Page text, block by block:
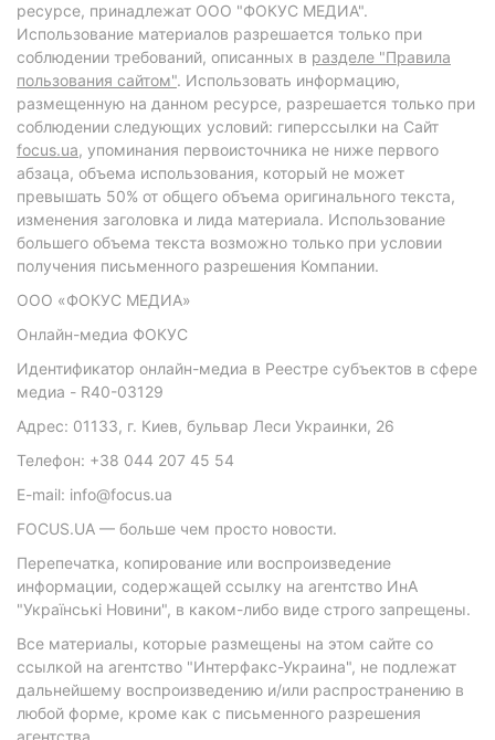
ресурсе, принадлежат ООО "ФОКУС МЕДИА".
Использование материалов разрешается только при
соблюдении требований, описанных в разделе "Правила
пользования сайтом". Использовать информацию,
размещенную на данном ресурсе, разрешается только при
соблюдении следующих условий: гиперссылки на Сайт
focus.ua, упоминания первоисточника не ниже первого
абзаца, объема использования, который не может
превышать 50% от общего объема оригинального текста,
изменения заголовка и лида материала. Использование
большего объема текста возможно только при условии
получения письменного разрешения Компании.
ООО «ФОКУС МЕДИА»
Онлайн-медиа ФОКУС
Идентификатор онлайн-медиа в Реестре субъектов в сфере
медиа - R40-03129
Адрес: 01133, г. Киев, бульвар Леси Украинки, 26
Телефон: +38 044 207 45 54
E-mail: info@focus.ua
FOCUS.UA — больше чем просто новости.
Перепечатка, копирование или воспроизведение
информации, содержащей ссылку на агентство ИнА
"Українські Новини", в каком-либо виде строго запрещены.
Все материалы, которые размещены на этом сайте со
ссылкой на агентство "Интерфакс-Украина", не подлежат
дальнейшему воспроизведению и/или распространению в
любой форме, кроме как с письменного разрешения
агентства.